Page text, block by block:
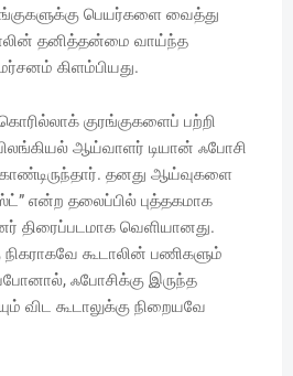
பெயர்களை வைத்து
தனித்தன்மை வாய்ந்த
கிளம்பியது.
குரங்குகளைப் பற்றி
ஆய்வாளர் டியான் ஃபோசி
தனது ஆய்வுகளை
என்ற தலைப்பில் புத்தகமாக
திரைப்படமாக வெளியானது.
கூடாலின் பணிகளும்
ஃபோசிக்கு இருந்த
விட கூடாலுக்கு நிறையவே